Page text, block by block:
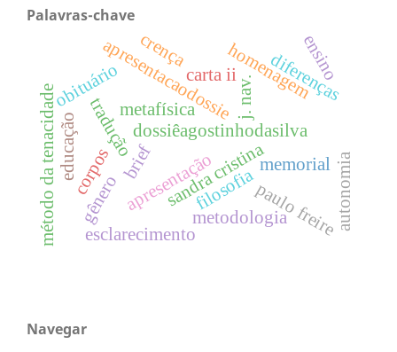
Palavras-chave
apresentação
dossiêagostinhodasilva
apresentacaodossie
tradução
brief
j. nav.
carta ii
sandra cristina
obituário homenagem
memorial
diferenças
corpos filosofia
metafísica
paulo freire
educação
crença
método da tenacidade metodologia
gênero autonomia
esclarecimento
ensino
Navegar